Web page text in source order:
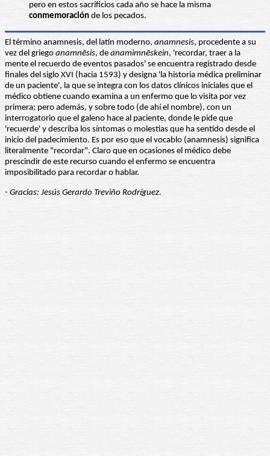
pero en estos sacrificios cada año se hace la misma
conmemoración de los pecados.
El término anamnesis, del latín moderno, anamnesis, procedente a su
vez del griego anamnēsis, de anamimnēskein, 'recordar, traer a la
mente el recuerdo de eventos pasados' se encuentra registrado desde
finales del siglo XVI (hacia 1593) y designa 'la historia médica preliminar
de un paciente', la que se integra con los datos clínicos iniciales que el
médico obtiene cuando examina a un enfermo que lo visita por vez
primera; pero además, y sobre todo (de ahí el nombre), con un
interrogatorio que el galeno hace al paciente, donde le pide que
'recuerde' y describa los síntomas o molestias que ha sentido desde el
inicio del padecimiento. Es por eso que el vocablo (anamnesis) significa
literalmente "recordar". Claro que en ocasiones el médico debe
prescindir de este recurso cuando el enfermo se encuentra
imposibilitado para recordar o hablar.
- Gracias: Jesús Gerardo Treviño Rodríguez.